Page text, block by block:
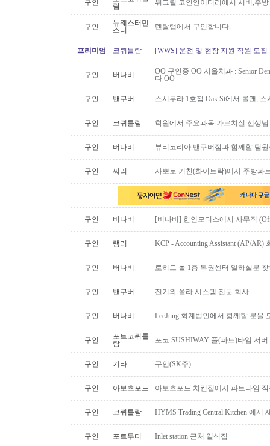
구인
람
위그릴 코인안이터리에서 서버,주
구인
뉴웨스터민
스터
덴탈랩에서 구인합니다.
프리미엄 코퀴틀람 [WWS] 운전 및 현장 지원 직원 모집
구인 버나비
OO 구인중 OO 서울치과 : Senior
다 OO
구인 밴쿠버 스시무라 1호점 Oak St에서 롤맨,
구인 코퀴틀람 학원에서 주요과목 가르치실 선생
구인 버나비 뷰티코리아 밴쿠버점과 함께할 팀
구인 써리 사뽀로 키친(화이트락)에서 주방파
구인 버나비 [버나비] 한인모터스에서 사무직
구인 랭리 KCP - Accounting Assistant (AP/
구인 버나비 로히드 몰 1층 복권센터 일하실분
구인 밴쿠버 전기와 쏠라 시스템 전문 회사
구인 버나비 LeeJung 회계법인에서 함께할 분을
구인
포트코퀴틀
람
포코 SUSHIWAY 풀(파트)타임 서버
구인 기타 구인(SK주)
구인 아보츠포드 아보츠포드 치킨집에서 파트타임
구인 코퀴틀람 HYMS Trading Central Kitchen 에
구인 포트무디 Inlet station 근처 일식집